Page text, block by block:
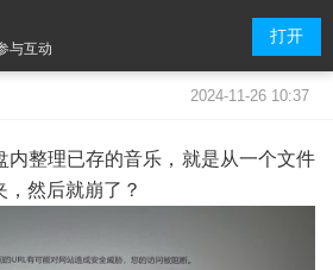
与互动
打开
2024-11-26 10:37
内整理已存的音乐，就是从一个文件
然后就崩了？